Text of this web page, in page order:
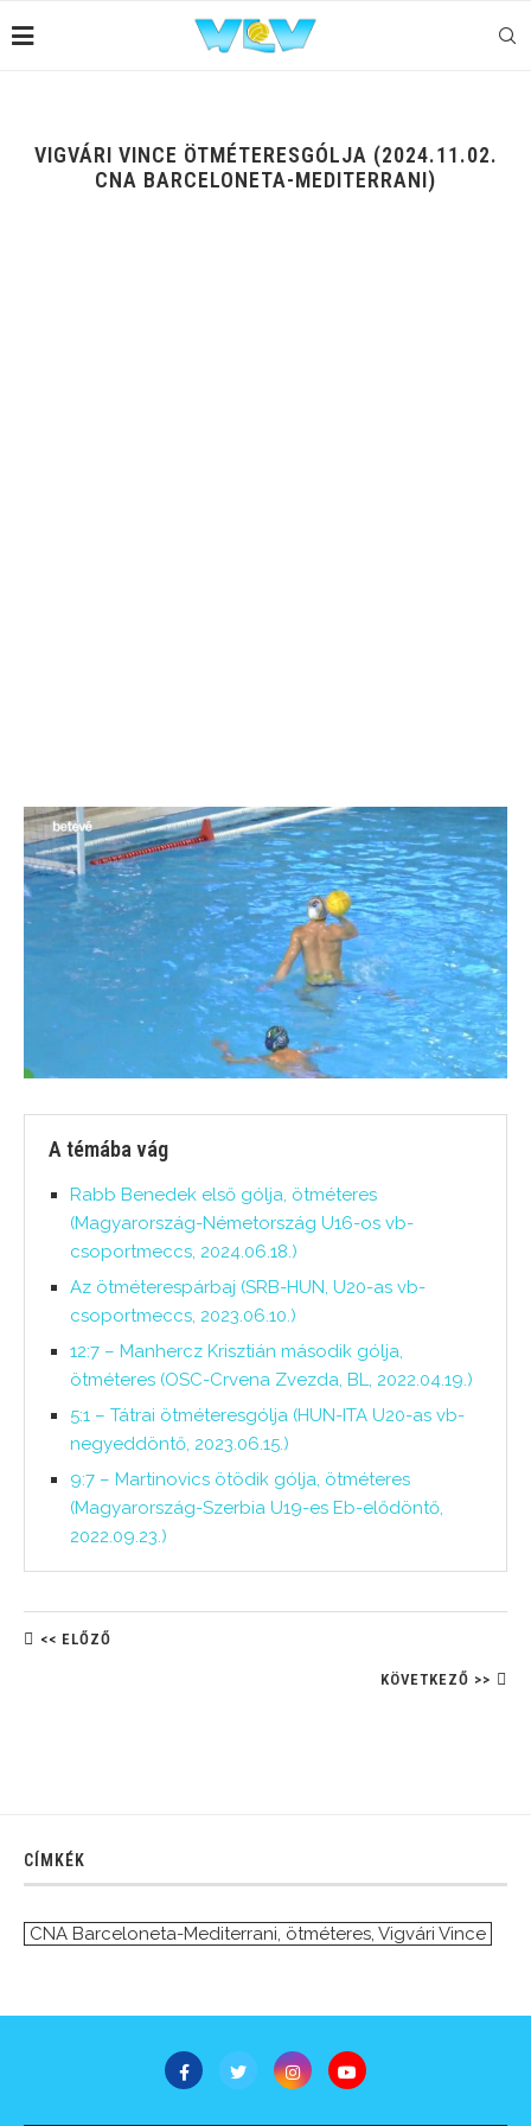
VIGVÁRI VINCE ÖTMÉTERESGÓLJA (2024.11.02.
CNA BARCELONETA-MEDITERRANI)
A témába vág
Rabb Benedek első gólja, ötméteres
(Magyarország-Németország U16-os vb-
csoportmeccs, 2024.06.18.)
Az ötméterespárbaj (SRB-HUN, U20-as vb-
csoportmeccs, 2023.06.10.)
12:7 – Manhercz Krisztián második gólja,
ötméteres (OSC-Crvena Zvezda, BL, 2022.04.19.)
5:1 – Tátrai ötméteresgólja (HUN-ITA U20-as vb-
negyeddöntő, 2023.06.15.)
9:7 – Martinovics ötödik gólja, ötméteres
(Magyarország-Szerbia U19-es Eb-elődöntő,
2022.09.23.)
<< ELŐZŐ
KÖVETKEZŐ >>
CÍMKÉK
CNA Barceloneta-Mediterrani, ötméteres, Vigvári Vince